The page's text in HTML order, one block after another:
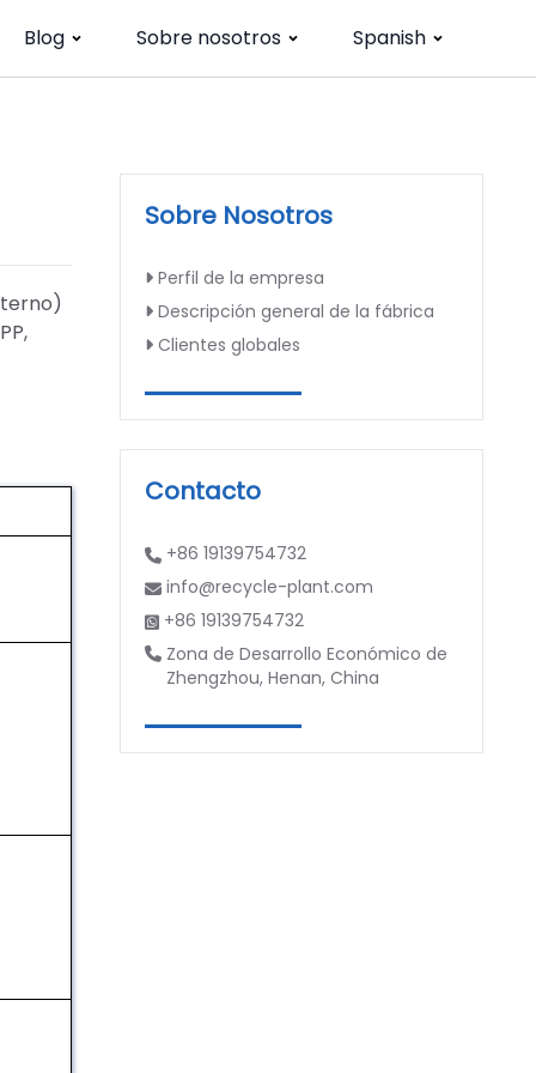
Blog Sobre nosotros Spanish
Sobre Nosotros
Perfil de la empresa
Descripción general de la fábrica
Clientes globales
Contacto
+86 19139754732
info@recycle-plant.com
+86 19139754732
Zona de Desarrollo Económico de
Zhengzhou, Henan, China